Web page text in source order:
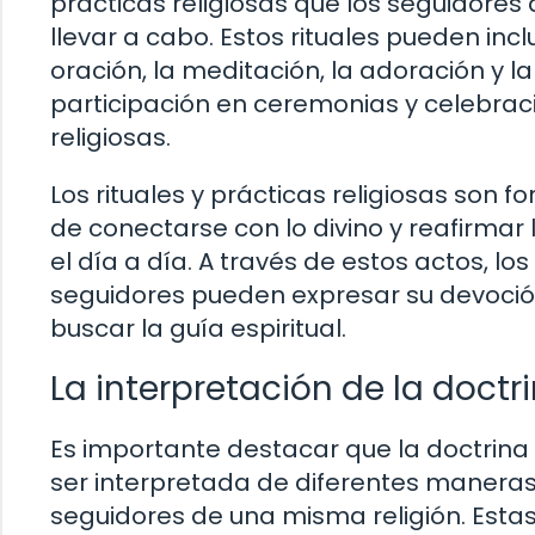
llevar a cabo. Estos rituales pueden
oración, la meditación, la adoración y la
participación en ceremonias y
religiosas.
Los rituales y prácticas religiosas son
de conectarse con lo divino y reafirmar
el día a día. A través de estos actos, los
seguidores pueden expresar su
buscar la guía espiritual.
La interpretación de la
Es importante destacar que la
ser interpretada de diferentes
seguidores de una misma religión. Estas